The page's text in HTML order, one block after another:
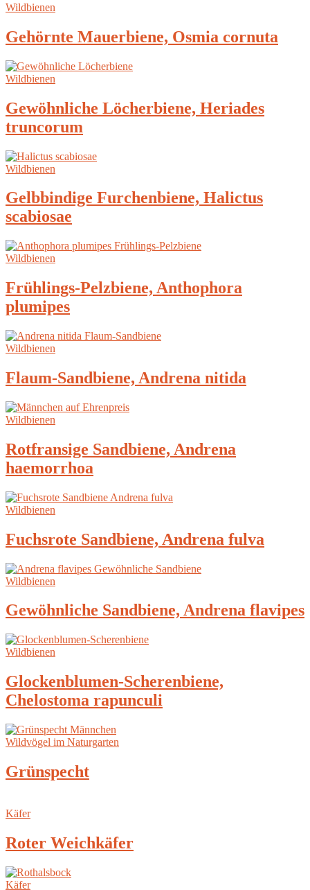
Wildbienen
Gehörnte Mauerbiene, Osmia cornuta
Wildbienen
Gewöhnliche Löcherbiene, Heriades
truncorum
Wildbienen
Gelbbindige Furchenbiene, Halictus
scabiosae
Wildbienen
Frühlings-Pelzbiene, Anthophora
plumipes
Wildbienen
Flaum-Sandbiene, Andrena nitida
Wildbienen
Rotfransige Sandbiene, Andrena
haemorrhoa
Wildbienen
Fuchsrote Sandbiene, Andrena fulva
Wildbienen
Gewöhnliche Sandbiene, Andrena flavipes
Wildbienen
Glockenblumen-Scherenbiene,
Chelostoma rapunculi
Wildvögel im Naturgarten
Grünspecht
Käfer
Roter Weichkäfer
Käfer